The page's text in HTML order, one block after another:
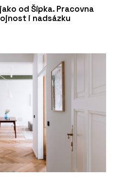
od Šípka. Pracovna
i nadsázku